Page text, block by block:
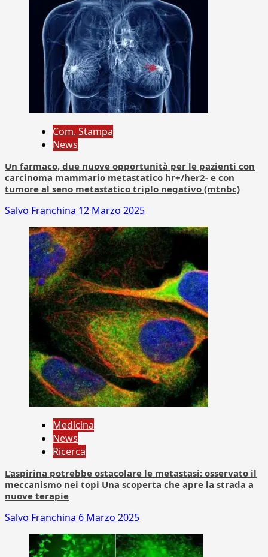
Com. Stampa
News
Un farmaco, due nuove opportunità per le pazienti con
carcinoma mammario metastatico hr+/her2- e con
tumore al seno metastatico triplo negativo (mtnbc)
Salvo Franchina 12 Marzo 2025
Medicina
News
Ricerca
L’aspirina potrebbe ostacolare le metastasi: osservato il
meccanismo nei topi Una scoperta che apre la strada a
nuove terapie
Salvo Franchina 6 Marzo 2025